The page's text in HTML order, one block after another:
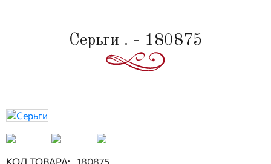
Серьги . - 180875
КОД ТОВАРА: 180875